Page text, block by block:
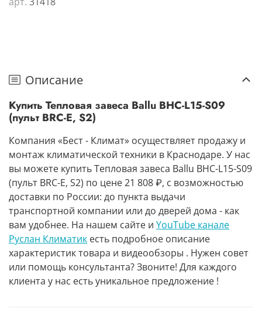
Описание
Купить Тепловая завеса Ballu BHC-L15-S09
(пульт BRC-E, S2)
Компания «Бест - Климат» осуществляет продажу и
монтаж климатической техники в Краснодаре. У нас
вы можете купить Тепловая завеса Ballu BHC-L15-S09
(пульт BRC-E, S2) по цене 21 808 ₽, с возможностью
доставки по России: до пункта выдачи
транспортной компании или до дверей дома - как
вам удобнее. На нашем сайте и YouTube канале
Руслан Климатик есть подробное описание
характеристик товара и видеообзоры . Нужен совет
или помощь консультанта? Звоните! Для каждого
клиента у нас есть уникальное предложение !